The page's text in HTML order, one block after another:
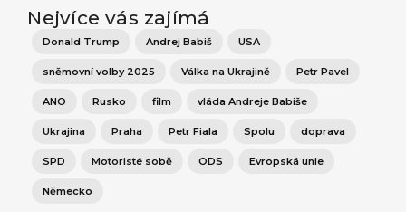
Nejvíce vás zajímá
Donald Trump Andrej Babiš USA
sněmovní volby 2025 Válka na Ukrajině Petr Pavel
ANO Rusko film vláda Andreje Babiše
Ukrajina Praha Petr Fiala Spolu doprava
SPD Motoristé sobě ODS Evropská unie
Německo